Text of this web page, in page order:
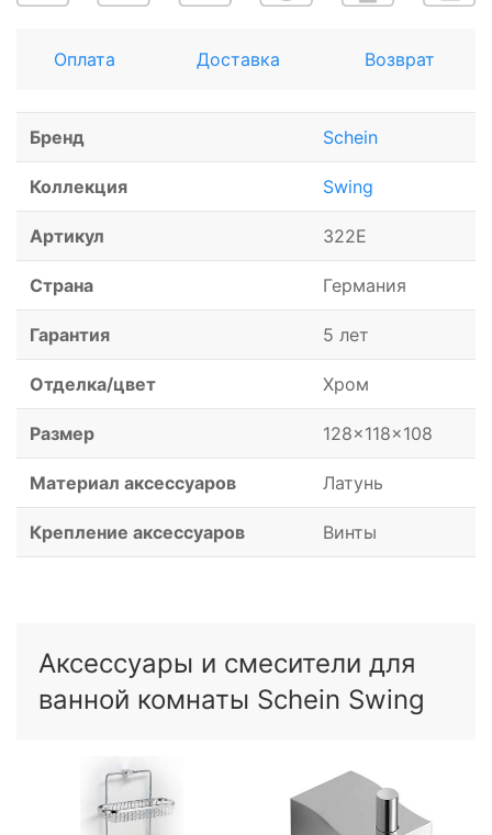
Оплата Доставка Возврат
Бренд Schein
Коллекция Swing
Артикул 322E
Страна Германия
Гарантия 5 лет
Отделка/цвет Хром
Размер 128x118x108
Материал аксессуаров Латунь
Крепление аксессуаров Винты
Аксессуары и смесители для
ванной комнаты Schein Swing